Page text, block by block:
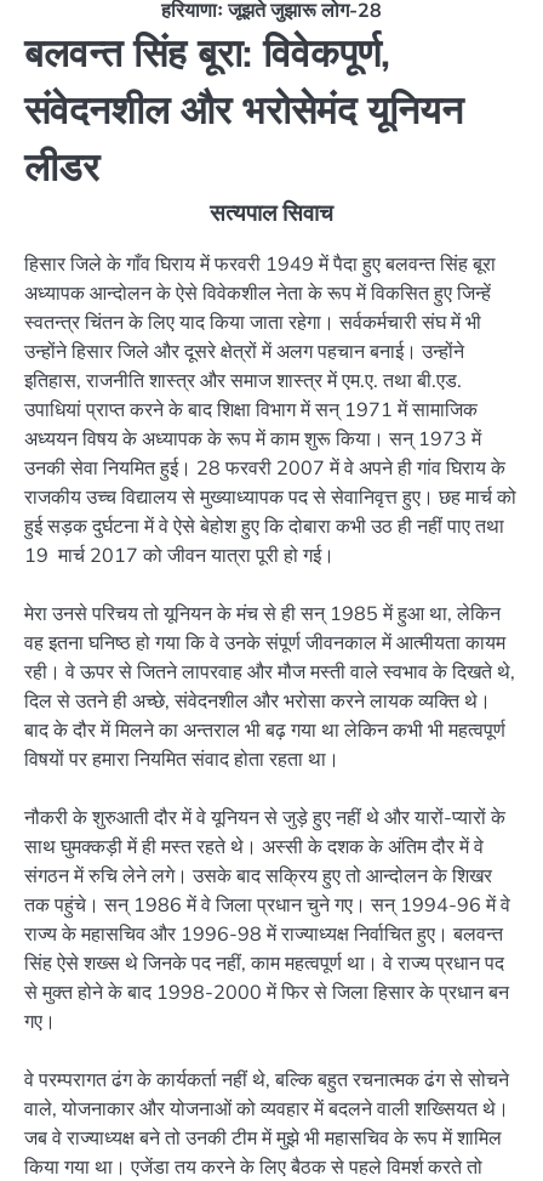
हरियाणाः जूझते जुझारू लोग-28
बलवन्त सिंह बूरा: विवेकपूर्ण,
संवेदनशील और भरोसेमंद यूनियन
लीडर
सत्यपाल सिवाच
हिसार जिले के गाँव घिराय में फरवरी 1949 में पैदा हुए बलवन्त सिंह बूरा
अध्यापक आन्दोलन के ऐसे विवेकशील नेता के रूप में विकसित हुए जिन्हें
स्वतन्त्र चिंतन के लिए याद किया जाता रहेगा। सर्वकर्मचारी संघ में भी
उन्होंने हिसार जिले और दूसरे क्षेत्रों में अलग पहचान बनाई। उन्होंने
इतिहास, राजनीति शास्त्र और समाज शास्त्र में एम.ए. तथा बी.एड.
उपाधियां प्राप्त करने के बाद शिक्षा विभाग में सन् 1971 में सामाजिक
अध्ययन विषय के अध्यापक के रूप में काम शुरू किया। सन् 1973 में
उनकी सेवा नियमित हुई। 28 फरवरी 2007 में वे अपने ही गांव घिराय के
राजकीय उच्च विद्यालय से मुख्याध्यापक पद से सेवानिवृत्त हुए। छह मार्च को
हुई सड़क दुर्घटना में वे ऐसे बेहोश हुए कि दोबारा कभी उठ ही नहीं पाए तथा
19 मार्च 2017 को जीवन यात्रा पूरी हो गई।
मेरा उनसे परिचय तो यूनियन के मंच से ही सन् 1985 में हुआ था, लेकिन
वह इतना घनिष्ठ हो गया कि वे उनके संपूर्ण जीवनकाल में आत्मीयता कायम
रही। वे ऊपर से जितने लापरवाह और मौज मस्ती वाले स्वभाव के दिखते थे,
दिल से उतने ही अच्छे, संवेदनशील और भरोसा करने लायक व्यक्ति थे।
बाद के दौर में मिलने का अन्तराल भी बढ़ गया था लेकिन कभी भी महत्वपूर्ण
विषयों पर हमारा नियमित संवाद होता रहता था।
नौकरी के शुरुआती दौर में वे यूनियन से जुड़े हुए नहीं थे और यारों-प्यारों के
साथ घुमक्कड़ी में ही मस्त रहते थे। अस्सी के दशक के अंतिम दौर में वे
संगठन में रुचि लेने लगे। उसके बाद सक्रिय हुए तो आन्दोलन के शिखर
तक पहुंचे। सन् 1986 में वे जिला प्रधान चुने गए। सन् 1994-96 में वे
राज्य के महासचिव और 1996-98 में राज्याध्यक्ष निर्वाचित हुए। बलवन्त
सिंह ऐसे शख्स थे जिनके पद नहीं, काम महत्वपूर्ण था। वे राज्य प्रधान पद
से मुक्त होने के बाद 1998-2000 में फिर से जिला हिसार के प्रधान बन
गए।
वे परम्परागत ढंग के कार्यकर्ता नहीं थे, बल्कि बहुत रचनात्मक ढंग से सोचने
वाले, योजनाकार और योजनाओं को व्यवहार में बदलने वाली शख्सियत थे।
जब वे राज्याध्यक्ष बने तो उनकी टीम में मुझे भी महासचिव के रूप में शामिल
किया गया था। एजेंडा तय करने के लिए बैठक से पहले विमर्श करते तो